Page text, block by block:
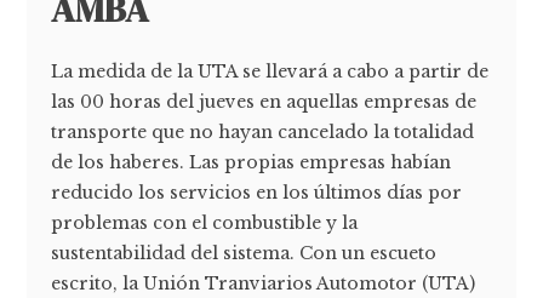
La medida de la UTA se llevará a cabo a partir de
las 00 horas del jueves en aquellas empresas de
transporte que no hayan cancelado la totalidad
de los haberes. Las propias empresas habían
reducido los servicios en los últimos días por
problemas con el combustible y la
sustentabilidad del sistema. Con un escueto
escrito, la Unión Tranviarios Automotor (UTA)